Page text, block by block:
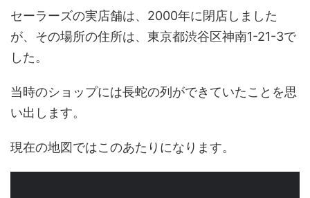
セーラーズの実店舗は、2000年に閉店しました
が、その場所の住所は、東京都渋谷区神南1-21-3で
した。
当時のショップには長蛇の列ができていたことを思
い出します。
現在の地図ではこのあたりになります。